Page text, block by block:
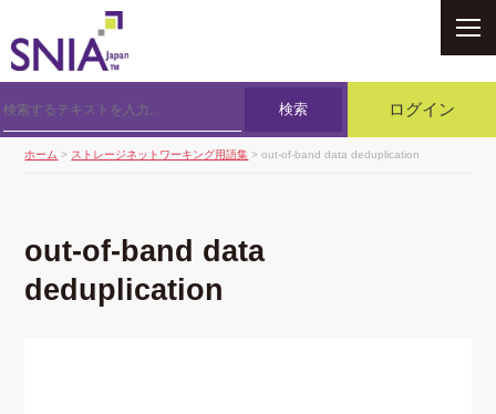
検索 ログイン
ホーム > ストレージネットワーキング用語集 > out-of-band data deduplication
out-of-band data
deduplication